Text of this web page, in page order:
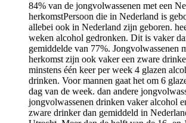
84% van de jongvolwassenen met een
herkomstPersoon die in Nederland is
allebei ook in Nederland zijn geboren.
weken alcohol gedronken. Dit is vaker
gemiddelde van 77%. Jongvolwassenen
herkomst zijn ook vaker een zware
minstens één keer per week 4 glazen
drinken. Voor mannen gaat het om 6
dag van de week. dan andere
jongvolwassenen drinken vaker alcohol
zware drinker dan gemiddeld in